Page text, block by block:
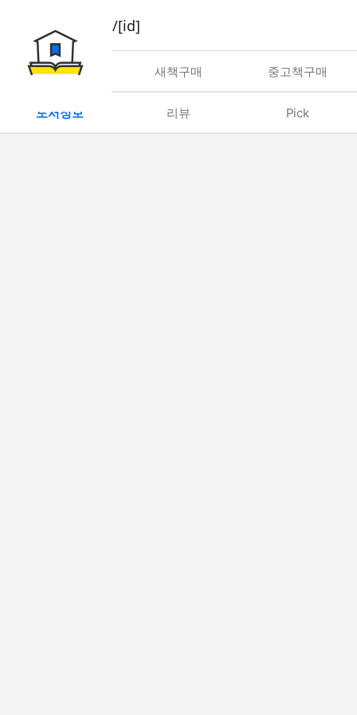
book/rent/[id]
대여 새책구매 중고책구매
도서정보 리뷰 Pick